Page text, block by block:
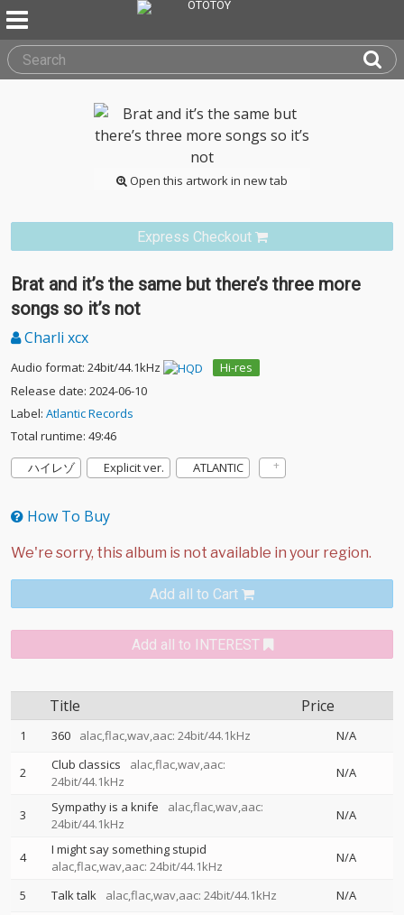
Open this artwork in new tab
Express Checkout
Brat and it’s the same but there’s three more
songs so it’s not
Charli xcx
Audio format: 24bit/44.1kHz
Hi-res
Release date: 2024-06-10
Label: Atlantic Records
Total runtime: 49:46
ハイレゾ
Explicit ver. ATLANTIC
How To Buy
Add all to Cart
Add all to INTEREST
Title Price
1 360 alac,flac,wav,aac: 24bit/44.1kHz N/A
2 Club classics
alac,flac,wav,aac:
24bit/44.1kHz
N/A
3 Sympathy is a knife
alac,flac,wav,aac:
24bit/44.1kHz
N/A
4
I might say something stupid
alac,flac,wav,aac: 24bit/44.1kHz
N/A
5 Talk talk alac,flac,wav,aac: 24bit/44.1kHz
N/A